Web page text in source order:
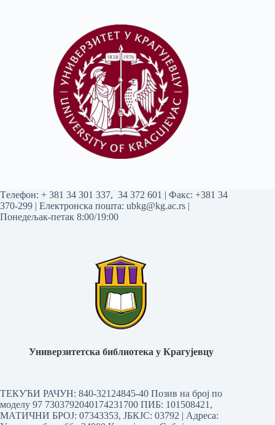
Tелефон: + 381 34 301 337, 34 372 601 | Факс: +381 34
370-299 | Електронска пошта: ubkg@kg.ac.rs |
Понедељак-петак 8:00/19:00
Универзитетска библиотека у Крагујевцу
ТЕКУЋИ РАЧУН: 840-32124845-40 Позив на број по
моделу 97 7303792040174231700 ПИБ: 101508421,
МАТИЧНИ БРОЈ: 07343353, ЈБКЈС: 03792 | Aдреса: